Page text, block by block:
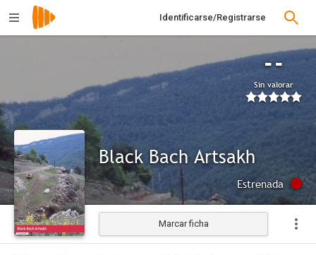
Identificarse/Registrarse
--
Sin valorar
Black Bach Artsakh
Estrenada
Marcar ficha